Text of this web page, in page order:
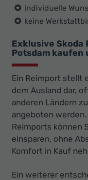
individuelle
keine
Exklusive Skoda
Potsdam kaufen
Ein Reimport stellt
dem Ausland dar,
anderen Ländern
angeboten
Reimports können
einsparen, ohne
Komfort in Kauf
Ein weiterer